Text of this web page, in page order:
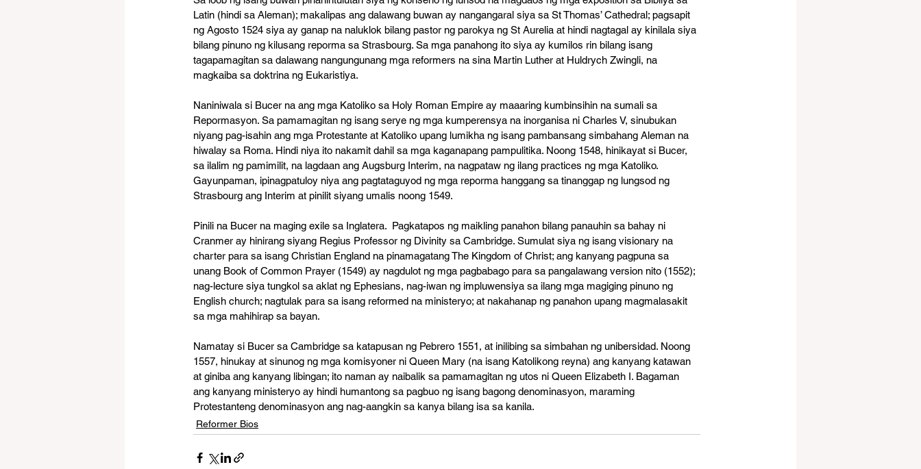
Latin (hindi sa Aleman); makalipas ang dalawang buwan ay nangangaral siya sa St Thomas’ Cathedral; pagsapit
ng Agosto 1524 siya ay ganap na naluklok bilang pastor ng parokya ng St Aurelia at hindi nagtagal ay kinilala siya
bilang pinuno ng kilusang reporma sa Strasbourg. Sa mga panahong ito siya ay kumilos rin bilang isang
tagapamagitan sa dalawang nangungunang mga reformers na sina Martin Luther at Huldrych Zwingli, na
magkaiba sa doktrina ng Eukaristiya.
Naniniwala si Bucer na ang mga Katoliko sa Holy Roman Empire ay maaaring kumbinsihin na sumali sa
Repormasyon. Sa pamamagitan ng isang serye ng mga kumperensya na inorganisa ni Charles V, sinubukan
niyang pag-isahin ang mga Protestante at Katoliko upang lumikha ng isang pambansang simbahang Aleman na
hiwalay sa Roma. Hindi niya ito nakamit dahil sa mga kaganapang pampulitika. Noong 1548, hinikayat si Bucer,
sa ilalim ng pamimilit, na lagdaan ang Augsburg Interim, na nagpataw ng ilang practices ng mga Katoliko.
Gayunpaman, ipinagpatuloy niya ang pagtataguyod ng mga reporma hanggang sa tinanggap ng lungsod ng
Strasbourg ang Interim at pinilit siyang umalis noong 1549.
Pinili na Bucer na maging exile sa Inglatera.  Pagkatapos ng maikling panahon bilang panauhin sa bahay ni
Cranmer ay hinirang siyang Regius Professor ng Divinity sa Cambridge. Sumulat siya ng isang visionary na
charter para sa isang Christian England na pinamagatang The Kingdom of Christ; ang kanyang pagpuna sa
unang Book of Common Prayer (1549) ay nagdulot ng mga pagbabago para sa pangalawang version nito (1552);
nag-lecture siya tungkol sa aklat ng Ephesians, nag-iwan ng impluwensiya sa ilang mga magiging pinuno ng
English church; nagtulak para sa isang reformed na ministeryo; at nakahanap ng panahon upang magmalasakit
sa mga mahihirap sa bayan.
Namatay si Bucer sa Cambridge sa katapusan ng Pebrero 1551, at inilibing sa simbahan ng unibersidad. Noong
1557, hinukay at sinunog ng mga komisyoner ni Queen Mary (na isang Katolikong reyna) ang kanyang katawan
at giniba ang kanyang libingan; ito naman ay naibalik sa pamamagitan ng utos ni Queen Elizabeth I. Bagaman
ang kanyang ministeryo ay hindi humantong sa pagbuo ng isang bagong denominasyon, maraming
Protestanteng denominasyon ang nag-aangkin sa kanya bilang isa sa kanila.
Reformer Bios